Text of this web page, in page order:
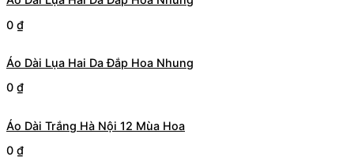
0 ₫
Áo Dài Lụa Hai Da Đắp Hoa Nhung
0 ₫
Áo Dài Trắng Hà Nội 12 Mùa Hoa
0 ₫